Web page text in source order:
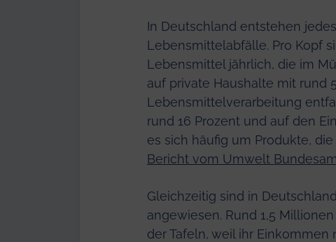
In Deutschland entstehen
Lebensmittelabfälle. Pro Kopf
Lebensmittel jährlich, die im
auf private Haushalte mit rund
Lebensmittelverarbeitung
rund 16 Prozent und auf den
es sich häufig um Produkte,
Bericht vom Umwelt
Gleichzeitig sind in
angewiesen. Rund 1,5
der Tafeln, weil ihr